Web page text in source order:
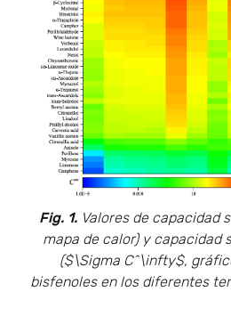
Fig. 1.Valores de capacidad
mapa de calor) y capacidad
($\Sigma C^\infty$,
bisfenoles en los diferentes